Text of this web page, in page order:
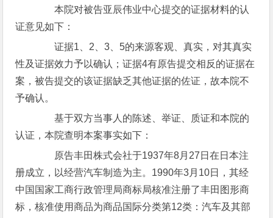
本院对被告亚辰伟业中心提交的证据材料的认
证意见如下：
证据1、2、3、5的来源客观、真实，对其真实
性及证据效力予以确认；证据4有原告提交相反的证据在
案，被告提交的该证据缺乏其他证据的佐证，故本院不
予确认。
基于双方当事人的陈述、举证、质证和本院的
认证，本院查明本案事实如下：
原告丰田株式会社于1937年8月27日在日本注
册成立，以经营汽车制造为主。1990年3月10日，其经
中国国家工商行政管理局商标局核准注册了丰田图形商
标，核准使用商品为商品国际分类第12类：汽车及其部